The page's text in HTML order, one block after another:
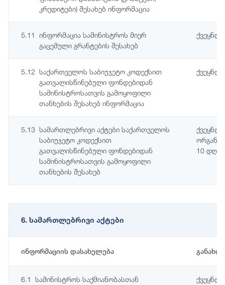
კრედიტები) შესახებ ინფორმაცია
5.11
ინფორმაცია სამინისტროს მიერ
გაცემული გრანტების შესახებ
5.12 საქართველოს საბიუჯეტო კოდექსით
გათვალისწინებული ფონდებიდან
სამინისტროსათვის გამოყოფილი
თანხების შესახებ ინფორმაცია
5.13 სამართლებრივი აქტები საქართველოს
საბიუჯეტო კოდექსით
გათვალისწინებული ფონდებიდან
სამინისტროსათვის გამოყოფილი
თანხების შესახებ
10
6. სამართლებრივი აქტები
ინფორმაციის დასახელება
6.1
სამინისტროს საქმიანობასთან